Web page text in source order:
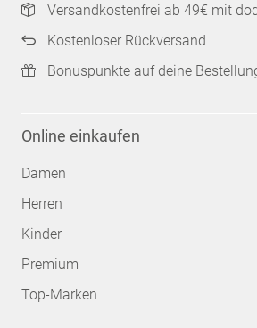
Versandkostenfrei ab 49€ mit
Kostenloser Rückversand
Bonuspunkte auf deine
Online einkaufen
Damen
Herren
Kinder
Premium
Top-Marken